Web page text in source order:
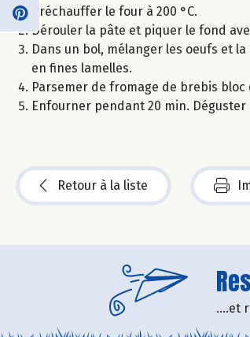
Préchauffer le four à 200 °C.
Dérouler la pâte et piquer le fond
Dans un bol, mélanger les oeufs et
en fines lamelles.
Parsemer de fromage de brebis
Enfourner pendant 20 min.
Retour à la liste
....et